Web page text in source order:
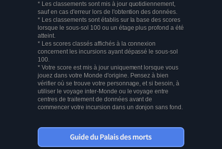
* Les classements sont mis à jour quotidiennement,
sauf en cas d'erreur lors de l'obtention des données.
* Les classements sont établis sur la base des scores
lorsque le sous-sol 100 ou un étage plus profond a été
atteint.
* Les scores classés affichés à la connexion
concernent les incursions ayant dépassé le sous-sol
100.
* Votre score est mis à jour uniquement lorsque vous
jouez dans votre Monde d'origine. Pensez à bien
vérifier où se trouve votre personnage, et si besoin, à
utiliser le voyage inter-Monde ou le voyage entre
centres de traitement de données avant de
commencer votre incursion dans un donjon sans fond.